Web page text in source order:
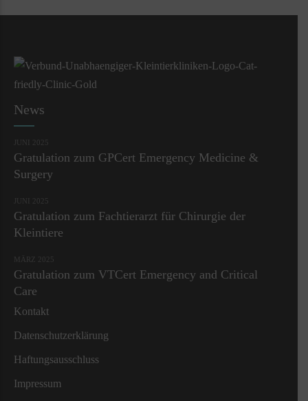
News
JUNI 2025
Gratulation zum GPCert Emergency Medicine &
Surgery
JUNI 2025
Gratulation zum Fachtierarzt für Chirurgie der
Kleintiere
MÄRZ 2025
Gratulation zum VTCert Emergency and Critical
Care
Kontakt
Datenschutzerklärung
Haftungsausschluss
Impressum